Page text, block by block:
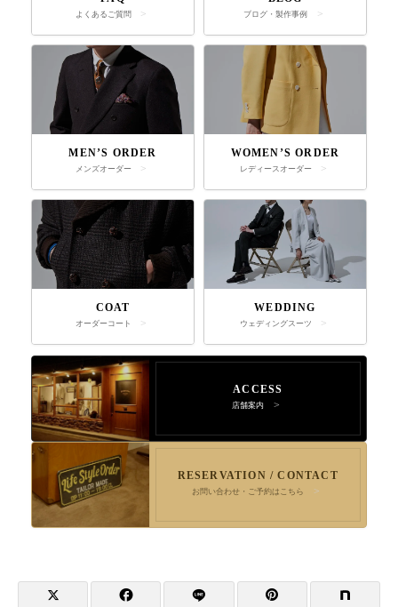
よくあるご質問 ブログ・製作事例
MEN’S ORDER
メンズオーダー
WOMEN’S ORDER
レディースオーダー
COAT
オーダーコート
WEDDING
ウェディングスーツ
ACCESS
店舗案内
RESERVATION / CONTACT
お問い合わせ・ご予約はこちら